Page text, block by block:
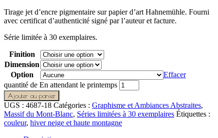
Tirage jet d’encre pigmentaire sur papier d’art Hahnemühle. Fourni
avec certificat d’authenticité signé par l’auteur et facture.
Série limitée à 30 exemplaires.
Finition
Dimension
Option
Effacer
quantité de En attendant le printemps
Ajouter au panier
UGS : 4687-18 Catégories : Graphisme et Ambiances Abstraites,
Massif du Mont-Blanc, Séries limitées à 30 exemplaires Étiquettes :
couleur, hiver neige et haute montagne